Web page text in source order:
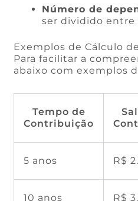
Número de
ser dividido entre
Exemplos de Cálculo
Para facilitar a
abaixo com exemplos
Tempo de
Contribuição
5 anos R$
10 anos R$